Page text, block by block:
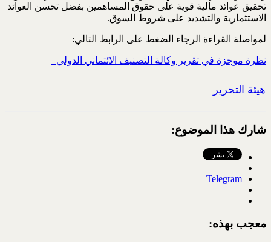
تحقيق عوائد مالية قوية على ‏حقوق المساهمين بفضل تحسن العوائد
الاستثمارية والتشديد على شروط السوق.‏
لمواصلة القراءة الرجاء الضغط على الرابط التالي:
نظرة موجزة في تقرير وكالة التصنيف الائتماني الدولي ‏‎ ‎
هيئة التحرير
شارك هذا الموضوع:
Telegram
معجب بهذه: